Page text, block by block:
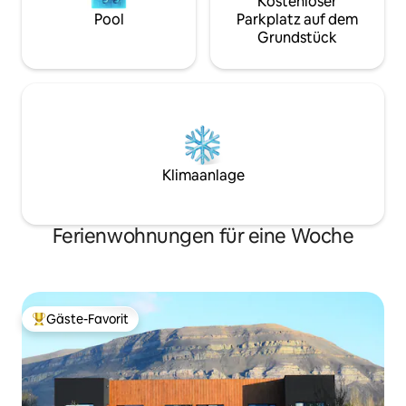
Pool
Parkplatz auf dem
Grundstück
Klimaanlage
Ferienwohnungen für eine Woche
Beliebter Gäste-Favorit.
Gäste-Favorit